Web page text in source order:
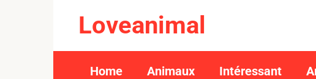
Loveanimal
Home Animaux Intéressant